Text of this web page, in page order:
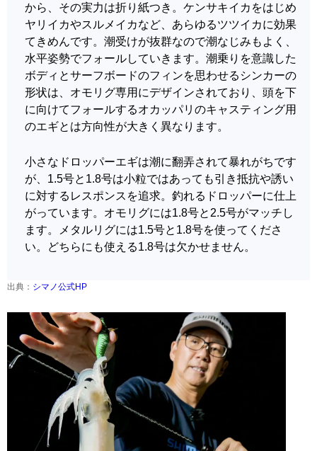
から、その実力は折り紙つき。ケンサキイカをはじめ
ヤリイカやスルメイカなど、あらゆるツツイカに効果
てきめんです。潮受けが抜群なので潮なじみもよく、
水平姿勢でフォールしていきます。潮乗りを意識した
ボディとサーフボードのフィンを思わせるシンカーの
形状は、オモリグ専用にデザインされており、頭を下
に向けてフォールするオカッパリのキャスティング用
のエギとは方向性が大きく異なります。
小さなドロッパーエギは潮に翻弄されて暴れがちです
が、1.5号と1.8号は小粒ではあっても引き抵抗や誘い
に対するレスポンスを追求。釣れるドロッパーに仕上
がっています。オモリグには1.8号と2.5号がマッチし
ます。メタルリグには1.5号と1.8号を使ってくださ
い。どちらにも使える1.8号は欠かせません。
出典： シマノ公式HP